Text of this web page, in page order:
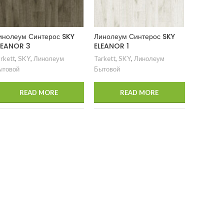
Синтерос SKY
3
, SKY, Линолеум
READ MORE
Линолеум Синтерос SKY
ELEANOR 1
Tarkett,SKY, Линолеум
Бытовой
READ MORE